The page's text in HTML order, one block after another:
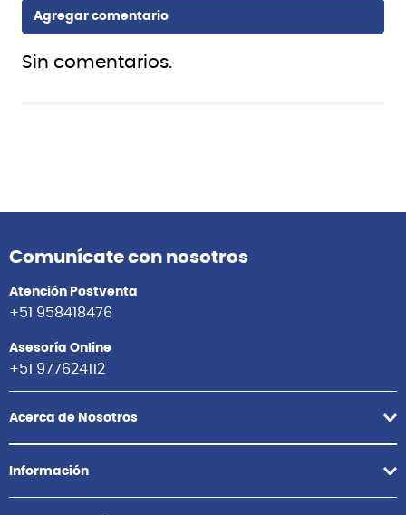
Sin comentarios.
Comunícate con nosotros
Atención Postventa
+51 958418476
Asesoría Online
+51 977624112
Acerca de Nosotros
Información